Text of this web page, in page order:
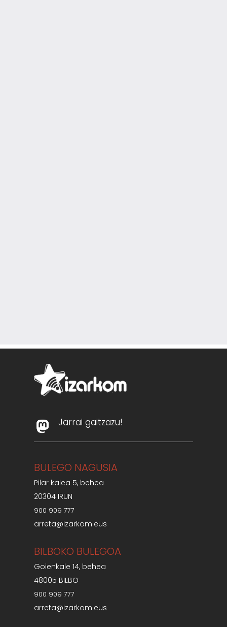
Jarrai gaitzazu!
BULEGO NAGUSIA
Pilar kalea 5, behea
20304 IRUN
900 909 777
arreta@izarkom.eus
BILBOKO BULEGOA
Goienkale 14, behea
48005 BILBO
900 909 777
arreta@izarkom.eus